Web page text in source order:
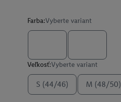
Farba:Vyberte variant
Veľkosť:Vyberte variant
S (44/46) M (48/50)